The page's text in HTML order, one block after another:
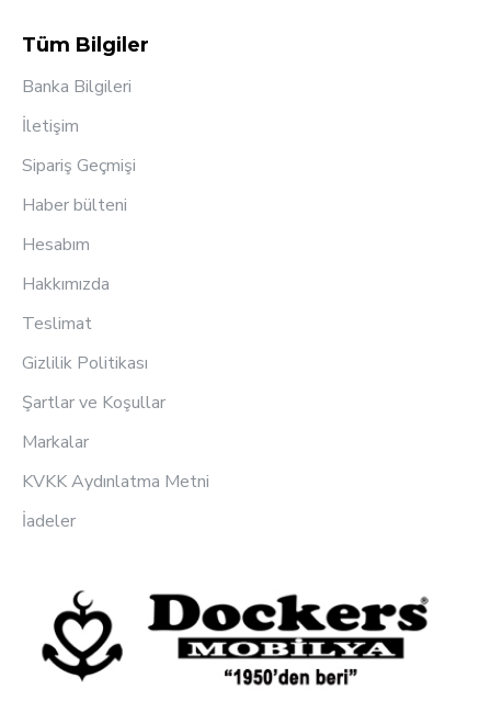
Tüm Bilgiler
Banka Bilgileri
İletişim
Sipariş Geçmişi
Haber bülteni
Hesabım
Hakkımızda
Teslimat
Gizlilik Politikası
Şartlar ve Koşullar
Markalar
KVKK Aydınlatma Metni
İadeler